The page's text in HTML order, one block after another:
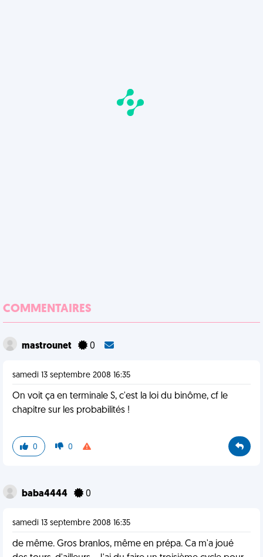
COMMENTAIRES
mastrounet 0
samedi 13 septembre 2008 16:35
On voit ça en terminale S, c'est la loi du binôme, cf le
chapitre sur les probabilités !
0 0
baba4444 0
samedi 13 septembre 2008 16:35
de même. Gros branlos, même en prépa. Ca m'a joué